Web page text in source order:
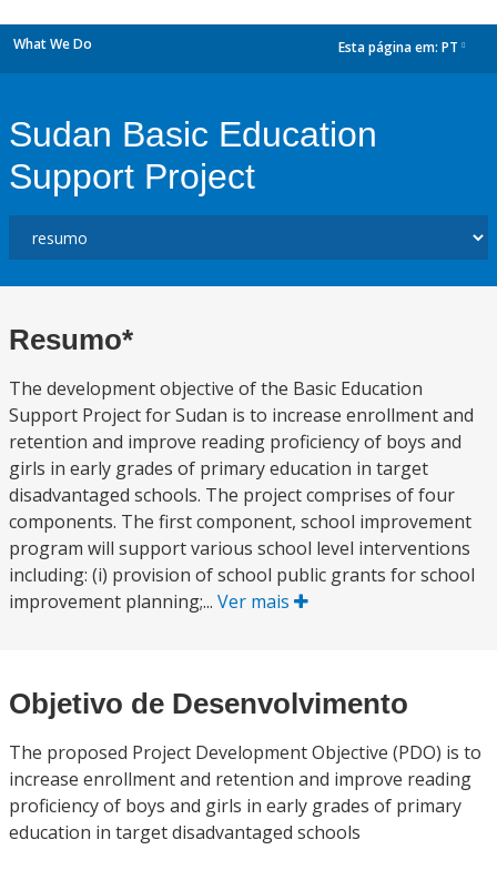
What We Do Esta página em: PT
Sudan Basic Education
Support Project
Resumo*
The development objective of the Basic Education
Support Project for Sudan is to increase enrollment and
retention and improve reading proficiency of boys and
girls in early grades of primary education in target
disadvantaged schools. The project comprises of four
components. The first component, school improvement
program will support various school level interventions
including: (i) provision of school public grants for school
improvement planning;... Ver mais
Objetivo de Desenvolvimento
The proposed Project Development Objective (PDO) is to
increase enrollment and retention and improve reading
proficiency of boys and girls in early grades of primary
education in target disadvantaged schools